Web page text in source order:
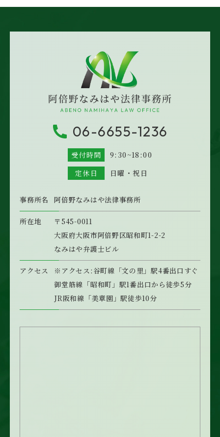
06-6655-1236
受付時間
9:30~18:00
定休日
日曜・祝日
事務所名 阿倍野なみはや法律事務所
所在地
〒545-0011
大阪府大阪市阿倍野区昭和町1-2-2
なみはや弁護士ビル
アクセス ※アクセス: 谷町線「文の里」駅4番出口すぐ
御堂筋線「昭和町」 駅1番出口から徒歩5分
JR阪和線「美章園」駅徒歩10分